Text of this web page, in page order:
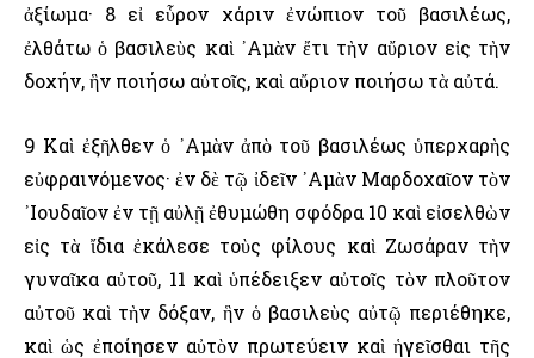
ἀξίωμα· 8 εἰ εὗρον χάριν ἐνώπιον τοῦ βασιλέως,
ἐλθάτω ὁ βασιλεὺς καὶ ᾿Αμὰν ἔτι τὴν αὔριον εἰς τὴν
δοχήν, ἣν ποιήσω αὐτοῖς, καὶ αὔριον ποιήσω τὰ αὐτά.
9 Καὶ ἐξῆλθεν ὁ ᾿Αμὰν ἀπὸ τοῦ βασιλέως ὑπερχαρὴς
εὐφραινόμενος· ἐν δὲ τῷ ἰδεῖν ᾿Αμὰν Μαρδοχαῖον τὸν
᾿Ιουδαῖον ἐν τῇ αὐλῇ ἐθυμώθη σφόδρα 10 καὶ εἰσελθὼν
εἰς τὰ ἴδια ἐκάλεσε τοὺς φίλους καὶ Ζωσάραν τὴν
γυναῖκα αὐτοῦ, 11 καὶ ὑπέδειξεν αὐτοῖς τὸν πλοῦτον
αὐτοῦ καὶ τὴν δόξαν, ἣν ὁ βασιλεὺς αὐτῷ περιέθηκε,
καὶ ὡς ἐποίησεν αὐτὸν πρωτεύειν καὶ ἡγεῖσθαι τῆς